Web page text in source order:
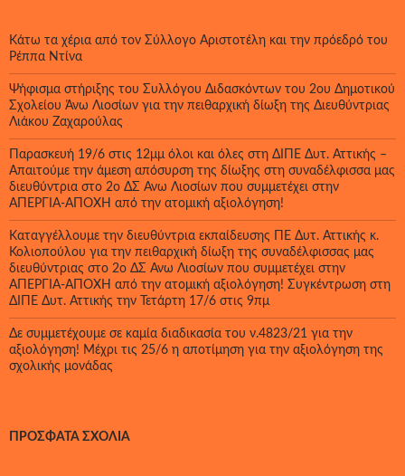
Κάτω τα χέρια από τον Σύλλογο Αριστοτέλη και την πρόεδρό του
Ρέππα Ντίνα
Ψήφισμα στήριξης του Συλλόγου Διδασκόντων του 2ου Δημοτικού
Σχολείου Άνω Λιοσίων για την πειθαρχική δίωξη της Διευθύντριας
Λιάκου Ζαχαρούλας
Παρασκευή 19/6 στις 12μμ όλοι και όλες στη ΔΙΠΕ Δυτ. Αττικής –
Απαιτούμε την άμεση απόσυρση της δίωξης στη συναδέλφισσα μας
διευθύντρια στο 2ο ΔΣ Άνω Λιοσίων που συμμετέχει στην
ΑΠΕΡΓΙΑ-ΑΠΟΧΗ από την ατομική αξιολόγηση!
Καταγγέλλουμε την διευθύντρια εκπαίδευσης ΠΕ Δυτ. Αττικής κ.
Κολιοπούλου για την πειθαρχική δίωξη της συναδέλφισσας μας
διευθύντριας στο 2ο ΔΣ Άνω Λιοσίων που συμμετέχει στην
ΑΠΕΡΓΙΑ-ΑΠΟΧΗ από την ατομική αξιολόγηση! Συγκέντρωση στη
ΔΙΠΕ Δυτ. Αττικής την Τετάρτη 17/6 στις 9πμ
Δε συμμετέχουμε σε καμία διαδικασία του ν.4823/21 για την
αξιολόγηση! Μέχρι τις 25/6 η αποτίμηση για την αξιολόγηση της
σχολικής μονάδας
ΠΡΌΣΦΑΤΑ ΣΧΌΛΙΑ